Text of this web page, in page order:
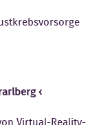
Virtual-Reality-